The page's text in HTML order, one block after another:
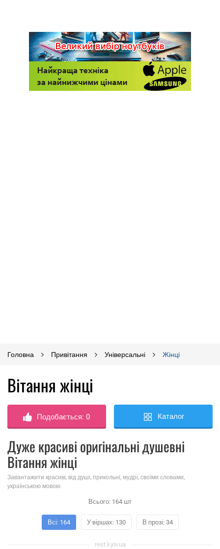
Головна Привітання Універсальні Жінці
Вітання жінці
Подобається:0 Каталог
Дуже красиві оригінальні душевні
Вітання жінці
Завантажити красиві, від душі, прикольні, мудрі, своїми словами,
українською мовою
Всього: 164 шт
Всі: 164 У віршах: 130 В прозі: 34
rest.kyiv.ua